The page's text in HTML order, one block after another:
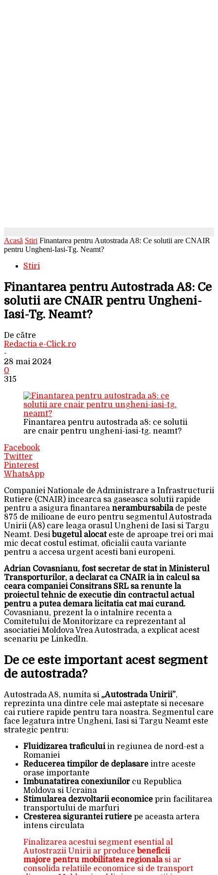
Acasă Stiri Finantarea pentru Autostrada A8: Ce solutii are CNAIR
pentru Ungheni-Iasi-Tg. Neamt?
Stiri
Finantarea pentru Autostrada A8: Ce
solutii are CNAIR pentru Ungheni-
Iasi-Tg. Neamt?
De către
Redactia e-Click.ro
-
28 mai 2024
0
315
Finantarea pentru autostrada a8: ce solutii
are cnair pentru ungheni-iasi-tg. neamt?
Facebook
Twitter
Pinterest
WhatsApp
Companiei Nationale de Administrare a Infrastructurii
Rutiere (CNAIR) incearca sa gaseasca solutii rapide
pentru a asigura finantarea nerambursabilade peste
875 de milioane de euro pentru segmentul Autostrada
Unirii (A8) care leaga orasul Ungheni de Iasi si Targu
Neamt. Desi bugetul alocateste de aproape trei ori mai
mic decat costul estimat, oficialii cauta variante
pentru a accesa urgent acesti bani europeni.
Adrian Covasnianu, fost secretar de stat in Ministerul
Transporturilor, a declarat ca CNAIR ia in calcul sa
ceara companiei Consitrans SRL sa renunte la
proiectul tehnic de executie din contractul actual
pentru a putea demara licitatia cat mai curand.
Covasnianu, prezent la o intalnire recenta a
Comitetului de Monitorizare ca reprezentant al
asociatiei Moldova Vrea Autostrada, a explicat acest
scenariu pe LinkedIn.
De ce este important acest segment
de autostrada?
Autostrada A8, numita si „Autostrada Unirii”,
reprezinta una dintre cele mai asteptate si necesare
cai rutiere rapide pentru tara noastra. Segmentul care
face legatura intre Ungheni, Iasi si Targu Neamt este
strategic pentru:
Fluidizarea traficuluiin regiunea de nord-est a
Romaniei
Reducerea timpilor de deplasare intre aceste
orase importante
Imbunatatirea conexiunilor cu Republica
Moldova si Ucraina
Stimularea dezvoltarii economice prin facilitarea
transportului de marfuri
Cresterea sigurantei rutiere pe aceasta artera
intens circulata
Finalizarea acestui segment esential al
Autostrazii Unirii ar produce beneficii
majore pentru mobilitatea regionalasi ar
consolida relatiile economice si de transport